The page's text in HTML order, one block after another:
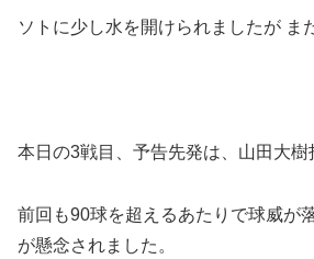
ソトに少し水を開けられましたが ま
本日の3戦目、予告先発は、山田大樹
前回も90球を超えるあたりで球威が
が懸念されました。